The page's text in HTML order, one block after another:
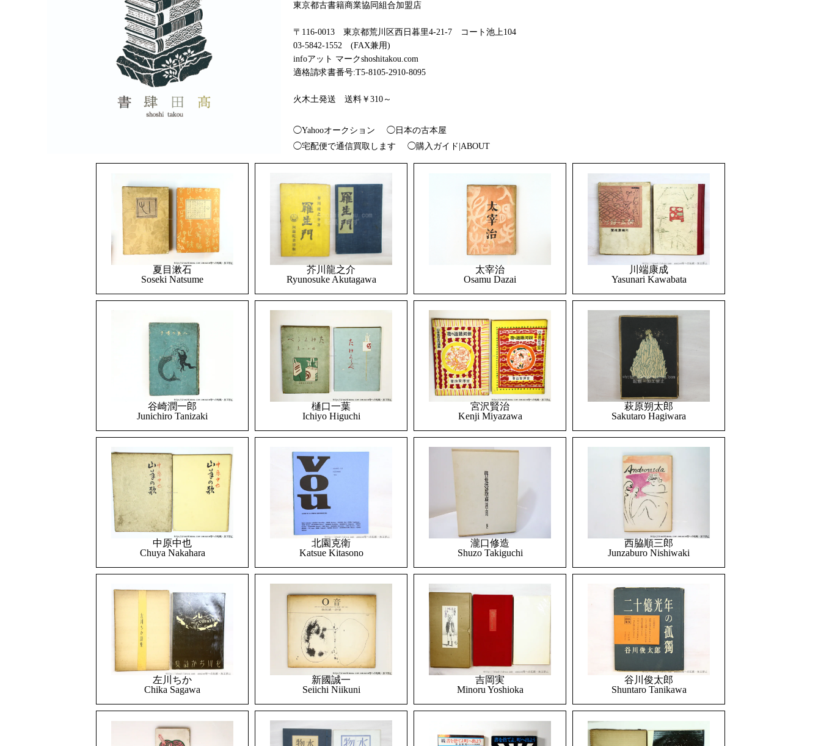
東京都古書籍商業協同組合加盟店
〒116-0013 東京都荒川区西日暮里4-21-7 コート池上104
03-5842-1552 (FAX兼用)
infoアット マークshoshitakou.com
適格請求書番号:T5-8105-2910-8095
火木土発送 送料￥310～
◯Yahooオークション
◯日本の古本屋
◯宅配便で通信買取します
◯購入ガイド|ABOUT
夏目漱石
Soseki Natsume
芥川龍之介
Ryunosuke Akutagawa
太宰治
Osamu Dazai
川端康成
Yasunari Kawabata
谷崎潤一郎
Junichiro Tanizaki
樋口一葉
Ichiyo Higuchi
宮沢賢治
Kenji Miyazawa
萩原朔太郎
Sakutaro Hagiwara
中原中也
Chuya Nakahara
北園克衛
Katsue Kitasono
瀧口修造
Shuzo Takiguchi
西脇順三郎
Junzaburo Nishiwaki
左川ちか
Chika Sagawa
新國誠一
Seiichi Niikuni
吉岡実
Minoru Yoshioka
谷川俊太郎
Shuntaro Tanikawa